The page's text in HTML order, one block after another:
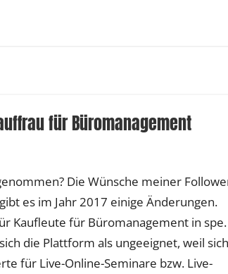
für Büromanagement
Die Wünsche meiner
es im Jahr 2017 einige Änderungen.
Kaufleute für Büromanagement in spe.
die Plattform als ungeeignet, weil sich
für Live-Online-Seminare bzw. Live-